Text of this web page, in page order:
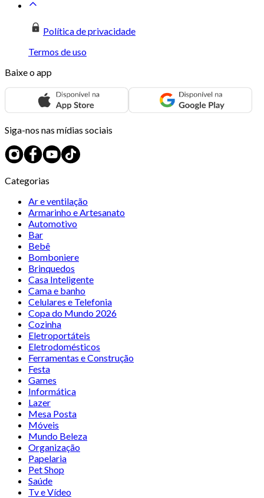
Política de privacidade
Termos de uso
Baixe o app
Siga-nos nas mídias sociais
Categorias
Ar e ventilação
Armarinho e Artesanato
Automotivo
Bar
Bebê
Bomboniere
Brinquedos
Casa Inteligente
Cama e banho
Celulares e Telefonia
Copa do Mundo 2026
Cozinha
Eletroportáteis
Eletrodomésticos
Ferramentas e Construção
Festa
Games
Informática
Lazer
Mesa Posta
Móveis
Mundo Beleza
Organização
Papelaria
Pet Shop
Saúde
Tv e Vídeo